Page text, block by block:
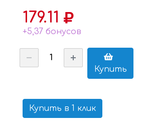
179.11
+5,37 бонусов
Купить
Купить в 1 клик